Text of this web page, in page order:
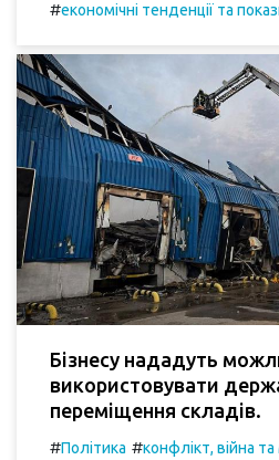
#економічні тенденції та
Бізнесу нададуть
використовувати
переміщення складів.
#Політика #конфлікт, війна